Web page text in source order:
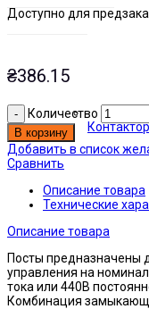
Доступно для
₴386.15
Количество
В корзину
Добавить в список
Сравнить
Описание товара
Технические
Описание товара
Посты предназначены
управления на
тока или 440В
Комбинация